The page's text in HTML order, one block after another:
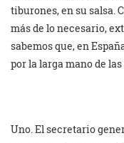
tiburones, en su salsa.
más de lo necesario,
sabemos que, en
por la larga mano de
Uno. El secretario